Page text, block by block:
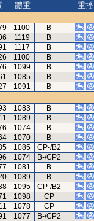
體重
重播
1100
B
1119
B
1117
B
1100
B
1099
B
1085
B
1091 B
1083
B
1089
B
1074
B
1070
B
1085
CP-/B2
1074
B-/CP2
1081
B
1089
B
1095
CP-/B2
1098
CP
1078
CP
1077
B-/CP2